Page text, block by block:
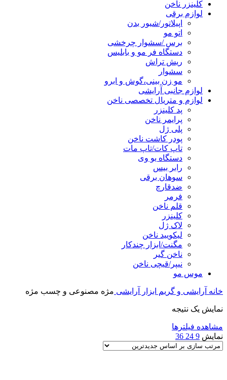
کلینزر ناخن
لوازم برقی
اپیلاتور/شیور بدن
اتو مو
برس /سشوار چرخشی
دستگاه فر مو و بابلیس
ریش تراش
سشوار
مو زن بینی،گوش و ابرو
لوازم جانبی آرایشی
لوازم و متریال تخصصی ناخن
پد کلینزر
پرایمر ناخن
پلی ژل
پودر کاشت ناخن
تاپ کات/تاپ مات
دستگاه یو وی
رابر بیس
سوهان برقی
ضدقارچ
فرمر
قلم ناخن
کلینزر
لاک ژل
لیکوييد ناخن
مگنت/ابزار چندکار
ناخن گیر
نیپر/قیچی ناخن
موس مو
خانه آرایشی و گریم ابزار آرایشی مژه مصنوعی و چسب مژه
نمایش یک نتیجه
مشاهده فیلترها
نمایش 9
24
36